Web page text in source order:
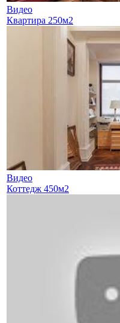
Видео
Квартира 250м2
Видео
Коттедж 450м2